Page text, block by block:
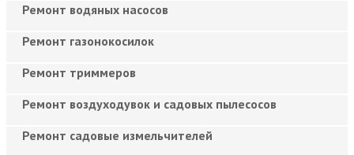
Ремонт водяных насосов
Ремонт газонокосилок
Ремонт триммеров
Ремонт воздуходувок и садовых пылесосов
Ремонт садовые измельчителей